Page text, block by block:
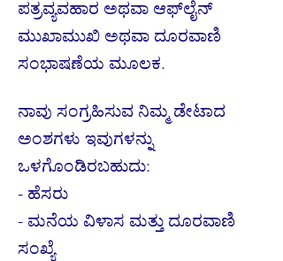
ಪತ್ರವ್ಯವಹಾರ ಅಥವಾ ಆಫ್‌ಲೈನ್
ಮುಖಾಮುಖಿ ಅಥವಾ ದೂರವಾಣಿ
ಸಂಭಾಷಣೆಯ ಮೂಲಕ.
ನಾವು ಸಂಗ್ರಹಿಸುವ ನಿಮ್ಮ ಡೇಟಾದ
ಅಂಶಗಳು ಇವುಗಳನ್ನು
ಒಳಗೊಂಡಿರಬಹುದು:
- ಹೆಸರು
- ಮನೆಯ ವಿಳಾಸ ಮತ್ತು ದೂರವಾಣಿ
ಸಂಖ್ಯೆ